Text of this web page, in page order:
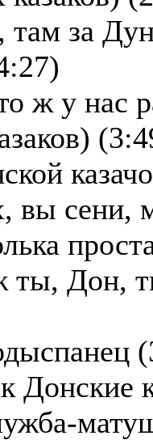
там за
ж у нас
вы сени,
ты, Дон,
Донские